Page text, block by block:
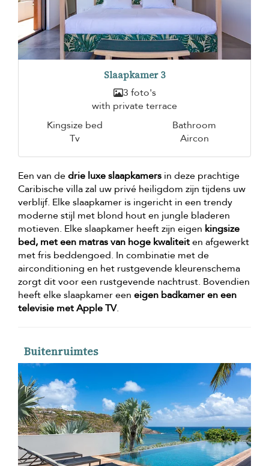
Slaapkamer 3
3 foto's
with private terrace
Kingsize bed
Bathroom
Tv
Aircon
Een van dedrie luxe slaapkamers in deze prachtige
Caribische villa zal uw privé heiligdom zijn tijdens uw
verblijf. Elke slaapkamer is ingericht in een trendy
moderne stijl met blond hout en jungle bladeren
motieven. Elke slaapkamer heeft zijn eigen kingsize
bed, met een matras van hoge kwaliteiten afgewerkt
met fris beddengoed. In combinatie met de
airconditioning en het rustgevende kleurenschema
zorgt dit voor een rustgevende nachtrust. Bovendien
heeft elke slaapkamer een eigen badkamer en een
televisie met Apple TV.
Buitenruimtes